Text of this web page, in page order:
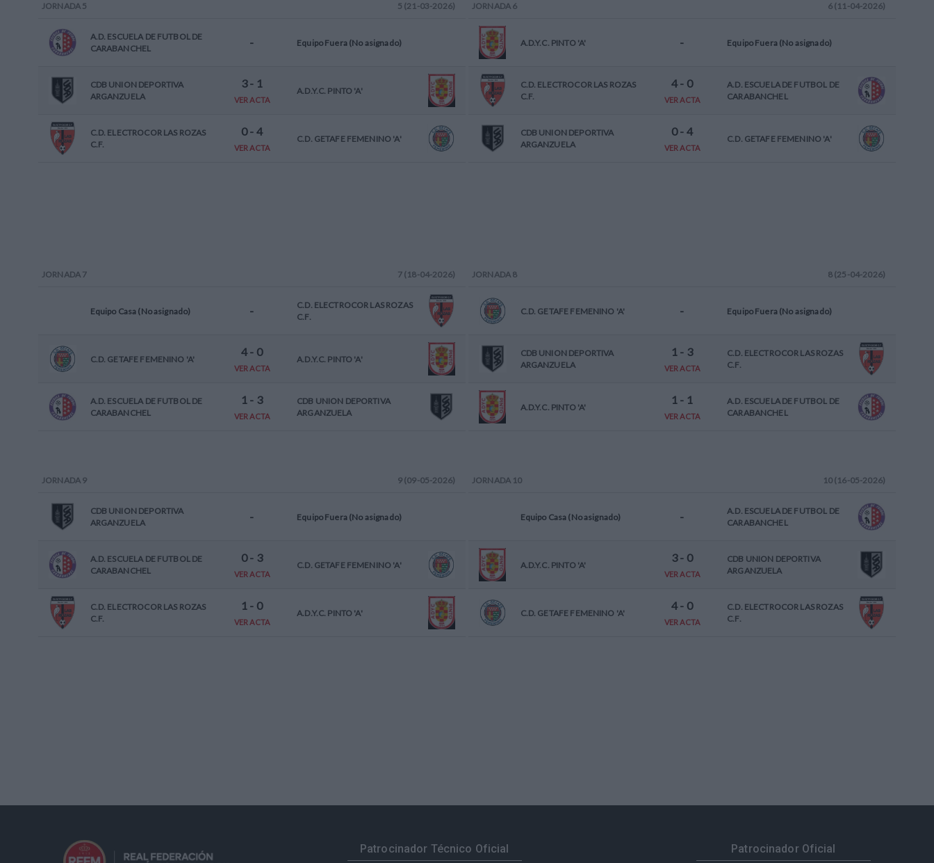
JORNADA 5 5 (21-03-2026)
A.D. ESCUELA DE FUTBOL DE
CARABANCHEL
- Equipo Fuera (No asignado)
CDB UNION DEPORTIVA
ARGANZUELA
3- 1
VER ACTA
A.D.Y.C. PINTO 'A'
C.D. ELECTROCOR LAS ROZAS
C.F.
0- 4
VER ACTA
C.D. GETAFE FEMENINO 'A'
JORNADA 6 6 (11-04-2026)
A.D.Y.C. PINTO 'A' - Equipo Fuera (No asignado)
C.D. ELECTROCOR LAS ROZAS
C.F.
4- 0
VER ACTA
A.D. ESCUELA DE FUTBOL DE
CARABANCHEL
CDB UNION DEPORTIVA
ARGANZUELA
0- 4
VER ACTA
C.D. GETAFE FEMENINO 'A'
JORNADA 7 7 (18-04-2026)
Equipo Casa (No asignado) -
C.D. ELECTROCOR LAS ROZAS
C.F.
C.D. GETAFE FEMENINO 'A'
4- 0
VER ACTA
A.D.Y.C. PINTO 'A'
A.D. ESCUELA DE FUTBOL DE
CARABANCHEL
1 - 3
VER ACTA
CDB UNION DEPORTIVA
ARGANZUELA
JORNADA 8 8 (25-04-2026)
C.D. GETAFE FEMENINO 'A' - Equipo Fuera (No asignado)
CDB UNION DEPORTIVA
ARGANZUELA
1 - 3
VER ACTA
C.D. ELECTROCOR LAS ROZAS
C.F.
A.D.Y.C. PINTO 'A'
1 - 1
VER ACTA
A.D. ESCUELA DE FUTBOL DE
CARABANCHEL
JORNADA 9 9 (09-05-2026)
CDB UNION DEPORTIVA
ARGANZUELA
- Equipo Fuera (No asignado)
A.D. ESCUELA DE FUTBOL DE
CARABANCHEL
0- 3
VER ACTA
C.D. GETAFE FEMENINO 'A'
C.D. ELECTROCOR LAS ROZAS
C.F.
1 - 0
VER ACTA
A.D.Y.C. PINTO 'A'
JORNADA 10 10 (16-05-2026)
Equipo Casa (No asignado) -
A.D. ESCUELA DE FUTBOL DE
CARABANCHEL
A.D.Y.C. PINTO 'A'
3- 0
VER ACTA
CDB UNION DEPORTIVA
ARGANZUELA
C.D. GETAFE FEMENINO 'A'
4- 0
VER ACTA
C.D. ELECTROCOR LAS ROZAS
C.F.
Patrocinador Técnico Oficial Patrocinador Oficial